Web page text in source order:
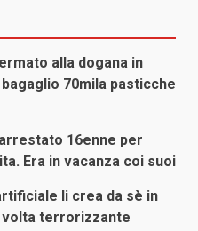
alla dogana in
70mila pasticche
16enne per
Era in vacanza coi suoi
li crea da sè in
volta terrorizzante